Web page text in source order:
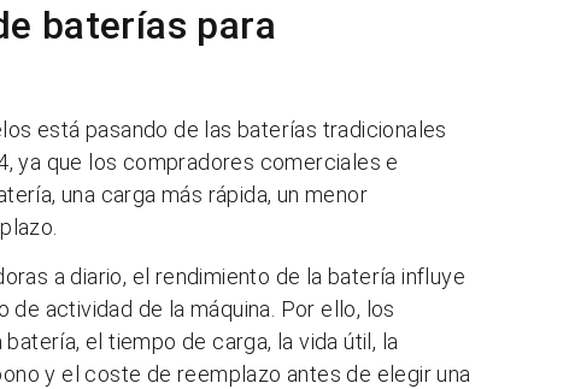
baterías para
está pasando de las baterías tradicionales
ya que los compradores comerciales e
una carga más rápida, un menor
a diario, el rendimiento de la batería influye
actividad de la máquina. Por ello, los
el tiempo de carga, la vida útil, la
y el coste de reemplazo antes de elegir una